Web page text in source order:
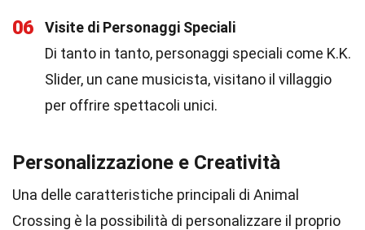
06
Visite di Personaggi Speciali
Di tanto in tanto, personaggi speciali come K.K.
Slider, un cane musicista, visitano il villaggio
per offrire spettacoli unici.
Personalizzazione e Creatività
Una delle caratteristiche principali di Animal
Crossing è la possibilità di personalizzare il proprio